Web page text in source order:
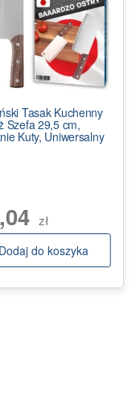
Tasak Kuchenny
Szefa 29,5 cm,
Kuty, Uniwersalny
zł
Dodaj do koszyka